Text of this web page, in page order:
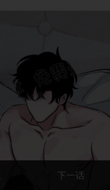
下一话